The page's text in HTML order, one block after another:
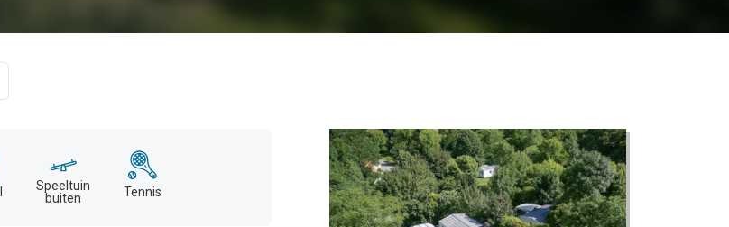
Speeltuin
buiten
Tennis